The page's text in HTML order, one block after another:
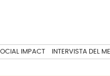
IMPACT INTERVISTA DEL